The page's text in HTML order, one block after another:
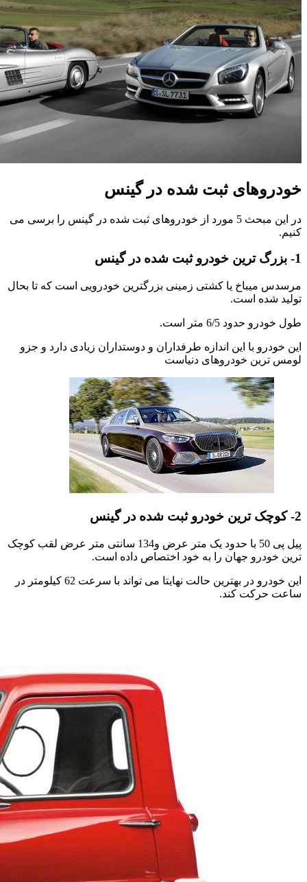
خودروهای ثبت شده در گینس
در این مبحث 5 مورد از خودروهای ثبت شده در گینس را برسی می
کنیم.
1- بزرگ ترین خودرو ثبت شده در گینس
مرسدس میباخ یا کشتی زمینی بزرگترین خودرویی است که تا بحال
تولید شده است.
طول خودرو حدود 6/5 متر است.
این خودرو با این اندازه طرفداران و دوستداران زیادی دارد و جزو
لومس ترین خودروهای دنیاست
2- کوچک ترین خودرو ثبت شده در گینس
پیل پی 50 با حدود یک متر عرض و134 سانتی متر عرض لقب کوچک
ترین خودرو جهان را به خود اختصاص داده است.
این خودرو در بهترین حالت نهایتا می تواند با سرعت 62 کیلومتر در
ساعت حرکت کند.